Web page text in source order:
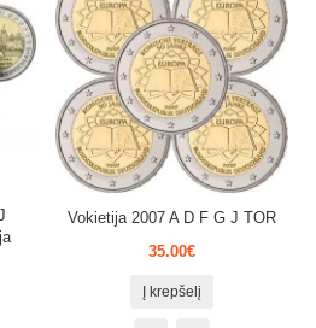
Vokietija 2007 A D F G J TOR
35.00€
Į krepšelį